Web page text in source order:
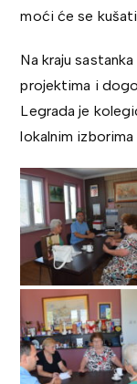
moći će se
Na kraju
projektima i
Legrada je
lokalnim